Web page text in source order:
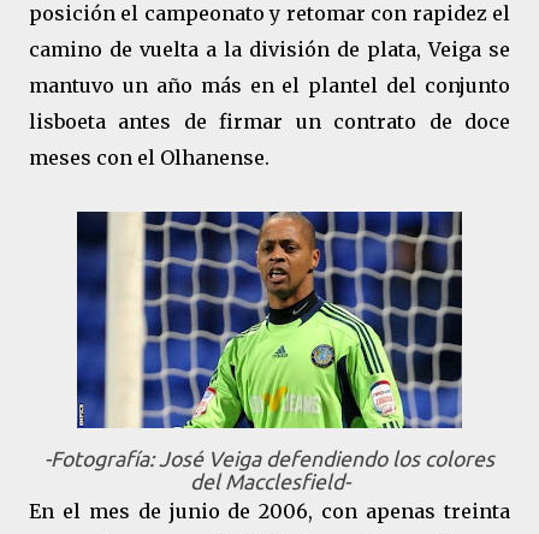
posición el campeonato y retomar con rapidez el
camino de vuelta a la división de plata, Veiga se
mantuvo un año más en el plantel del conjunto
lisboeta antes de firmar un contrato de doce
meses con el Olhanense.
-Fotografía: José Veiga defendiendo los colores
del Macclesfield-
En el mes de junio de 2006, con apenas treinta